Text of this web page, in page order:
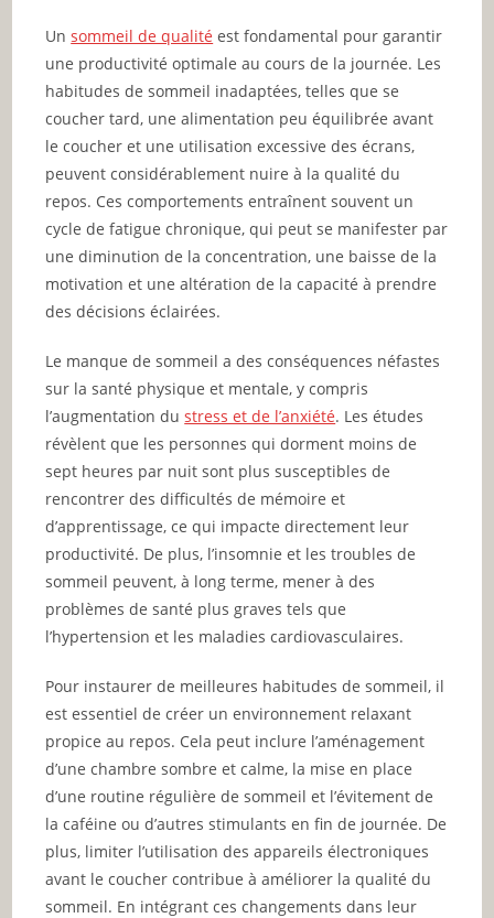
Unsommeil de qualité est fondamental pour garantir
une productivité optimale au cours de la journée. Les
habitudes de sommeil inadaptées, telles que se
coucher tard, une alimentation peu équilibrée avant
le coucher et une utilisation excessive des écrans,
peuvent considérablement nuire à la qualité du
repos. Ces comportements entraînent souvent un
cycle de fatigue chronique, qui peut se manifester par
une diminution de la concentration, une baisse de la
motivation et une altération de la capacité à prendre
des décisions éclairées.
Le manque de sommeil a des conséquences néfastes
sur la santé physique et mentale, y compris
l’augmentation dustress et de l’anxiété. Les études
révèlent que les personnes qui dorment moins de
sept heures par nuit sont plus susceptibles de
rencontrer des difficultés de mémoire et
d’apprentissage, ce qui impacte directement leur
productivité. De plus, l’insomnie et les troubles de
sommeil peuvent, à long terme, mener à des
problèmes de santé plus graves tels que
l’hypertension et les maladies cardiovasculaires.
Pour instaurer de meilleures habitudes de sommeil, il
est essentiel de créer un environnement relaxant
propice au repos. Cela peut inclure l’aménagement
d’une chambre sombre et calme, la mise en place
d’une routine régulière de sommeil et l’évitement de
la caféine ou d’autres stimulants en fin de journée. De
plus, limiter l’utilisation des appareils électroniques
avant le coucher contribue à améliorer la qualité du
sommeil. En intégrant ces changements dans leur